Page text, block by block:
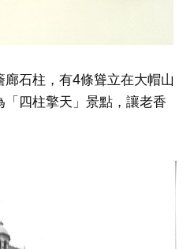
石柱，有4條聳立在大帽山
四柱擎天」景點，讓老香